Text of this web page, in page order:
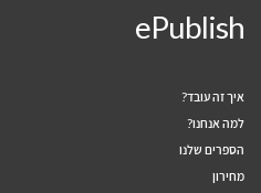
ePublish
איך זה עובד?
למה אנחנו?
הספרים שלנו
מחירון